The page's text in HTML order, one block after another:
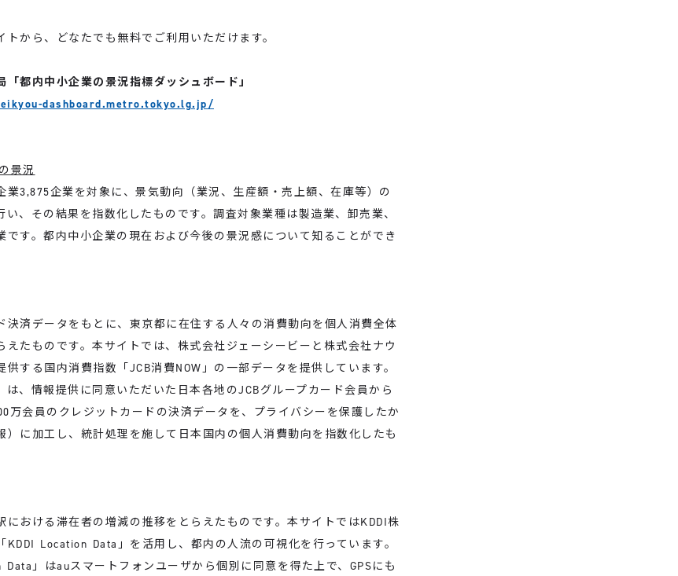
から、どなたでも無料でご利用いただけます。
「都内中小企業の景況指標ダッシュボード」
dashboard.metro.tokyo.lg.jp/
景況
3,875企業を対象に、景気動向（業況、生産額・売上額、在庫等）の
い、その結果を指数化したものです。調査対象業種は製造業、卸売業、
です。都内中小企業の現在および今後の景況感について知ることができ
済データをもとに、東京都に在住する人々の消費動向を個人消費全体
えたものです。本サイトでは、株式会社ジェーシービーと株式会社ナウ
供する国内消費指数「JCB消費NOW」の一部データを提供しています。
は、情報提供に同意いただいた日本各地のJCBグループカード会員から
万会員のクレジットカードの決済データを、プライバシーを保護したか
）に加工し、統計処理を施して日本国内の個人消費動向を指数化したも
おける滞在者の増減の推移をとらえたものです。本サイトではKDDI株
KDDI Location Data」を活用し、都内の人流の可視化を行っています。
」はauスマートフォンユーザから個別に同意を得た上で、GPSにも